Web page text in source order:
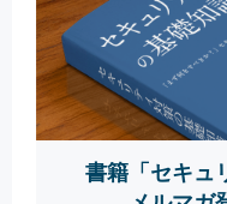
書籍「セキュ